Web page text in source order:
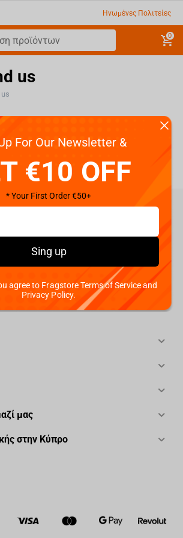
Ηνωμένες Πολιτείες
0
us
us
μας
στην Κύπρο
For Our Newsletter &
€10 OFF
* Your First Order €50+
Sing up
agree to Fragstore Terms of Service and
Privacy Policy.